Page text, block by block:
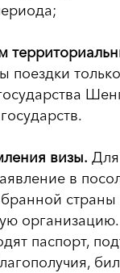
поездки
визы.
в
страны
организацию.
паспорт,